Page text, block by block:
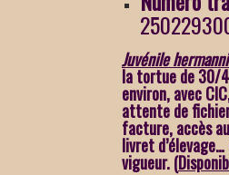
Juvénile
la tortue de 30/
environ,avec
attente de
facture, accès
livret
vigueur. (